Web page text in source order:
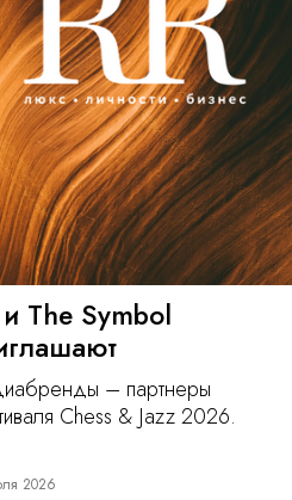
и The Symbol
– партнеры
Chess & Jazz 2026.
2026